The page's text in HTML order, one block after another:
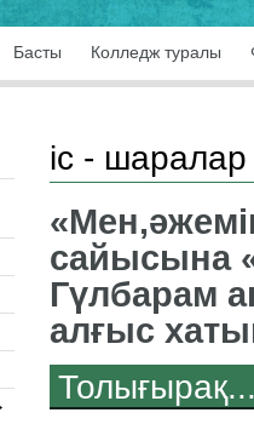
Басты Колледж туралы
іс -
сайысына
Гүлбарам
алғыс